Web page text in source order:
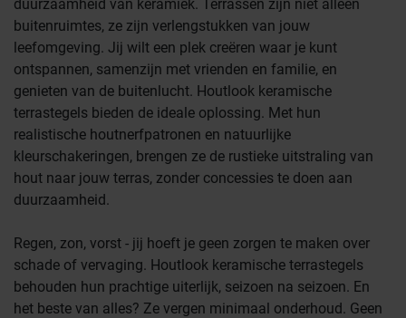
duurzaamheid van keramiek. Terrassen zijn niet alleen
buitenruimtes, ze zijn verlengstukken van jouw
leefomgeving. Jij wilt een plek creëren waar je kunt
ontspannen, samenzijn met vrienden en familie, en
genieten van de buitenlucht. Houtlook keramische
terrastegels bieden de ideale oplossing. Met hun
realistische houtnerfpatronen en natuurlijke
kleurschakeringen, brengen ze de rustieke uitstraling van
hout naar jouw terras, zonder concessies te doen aan
duurzaamheid.
Regen, zon, vorst - jij hoeft je geen zorgen te maken over
schade of vervaging. Houtlook keramische terrastegels
behouden hun prachtige uiterlijk, seizoen na seizoen. En
het beste van alles? Ze vergen minimaal onderhoud. Geen